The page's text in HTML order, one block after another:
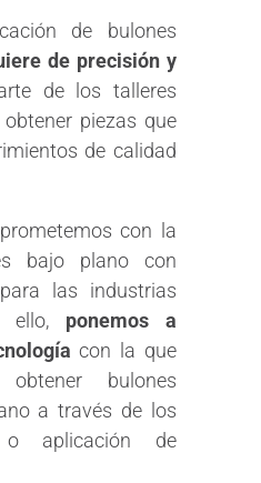
de bulones
de precisión y
de los talleres
piezas que
de calidad
con la
bajo plano con
las industrias
ello, ponemos a
con la que
obtener bulones
a través de los
o aplicación de